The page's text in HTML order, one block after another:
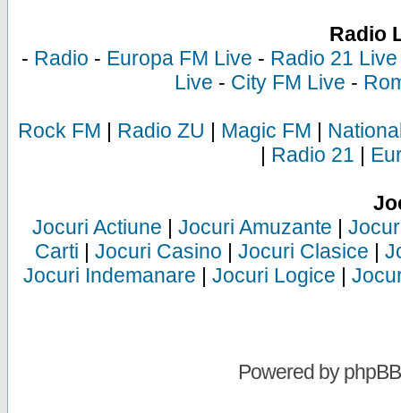
Radio
- Radio - Europa FM Live - Radio 21 Live
Live - City FM Live -
Rock FM | Radio ZU | Magic FM |
| Radio 21 |
Jocuri Actiune | Jocuri Amuzante |
Carti | Jocuri Casino | Jocuri Clasice |
Jocuri Indemanare | Jocuri Logice |
Powered byphpBB